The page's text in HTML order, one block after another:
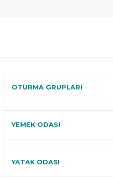
OTURMA GRUPLARI
YEMEK ODASI
YATAK ODASI